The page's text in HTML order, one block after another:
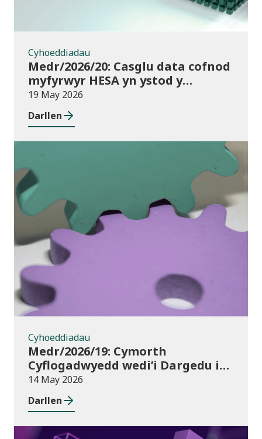
Cyhoeddiadau
Medr/2026/20: Casglu data cofnod
myfyrwyr HESA yn ystod y
flwyddyn – disgwyliadau a chyllid
ar gyfer darparwyr addysg uwch
yng Nghymru
19 May 2026
Darllen
Cyhoeddiadau
Cyhoeddiadau
Medr/2026/19: Cymorth
Cyflogadwyedd wedi’i Dargedu i
Fyfyrwyr Addysg Uwch:
dyraniadau 2026/27
14 May 2026
Darllen